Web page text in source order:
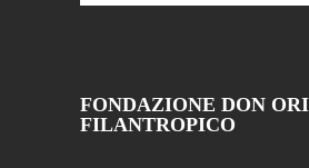
FONDAZIONE DON
FILANTROPICO